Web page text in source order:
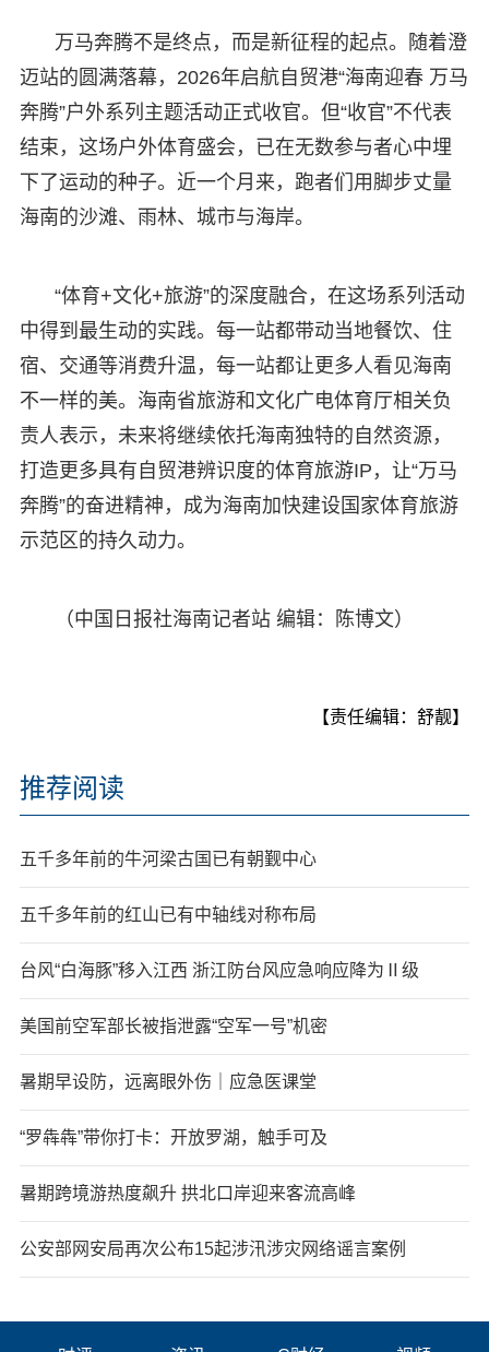
万马奔腾不是终点，而是新征程的起点。随着澄
迈站的圆满落幕，2026年启航自贸港“海南迎春 万马
奔腾”户外系列主题活动正式收官。但“收官”不代表
结束，这场户外体育盛会，已在无数参与者心中埋
下了运动的种子。近一个月来，跑者们用脚步丈量
海南的沙滩、雨林、城市与海岸。
“体育+文化+旅游”的深度融合，在这场系列活动
中得到最生动的实践。每一站都带动当地餐饮、住
宿、交通等消费升温，每一站都让更多人看见海南
不一样的美。海南省旅游和文化广电体育厅相关负
责人表示，未来将继续依托海南独特的自然资源，
打造更多具有自贸港辨识度的体育旅游IP，让“万马
奔腾”的奋进精神，成为海南加快建设国家体育旅游
示范区的持久动力。
（中国日报社海南记者站 编辑：陈博文）
【责任编辑：舒靓】
推荐阅读
五千多年前的牛河梁古国已有朝觐中心
五千多年前的红山已有中轴线对称布局
台风“白海豚”移入江西 浙江防台风应急响应降为Ⅱ级
美国前空军部长被指泄露“空军一号”机密
暑期早设防，远离眼外伤｜应急医课堂
“罗犇犇”带你打卡：开放罗湖，触手可及
暑期跨境游热度飙升 拱北口岸迎来客流高峰
公安部网安局再次公布15起涉汛涉灾网络谣言案例